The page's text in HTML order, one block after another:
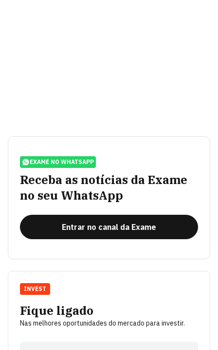
EXAME NO WHATSAPP
Receba as notícias da Exame
no seu WhatsApp
Entrar no canal da Exame
Fique ligado
Nas melhores oportunidades do mercado para investir.
INVEST